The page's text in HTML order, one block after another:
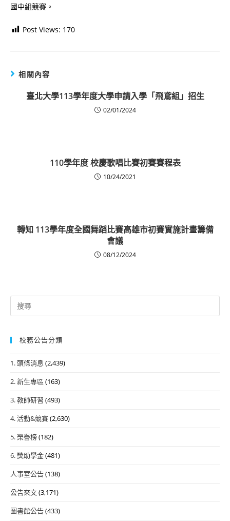
國中組競賽。
Post Views: 170
相關內容
臺北大學113學年度大學申請入學「飛鳶組」招生
02/01/2024
110學年度 校慶歌唱比賽初賽賽程表
10/24/2021
轉知 113學年度全國舞蹈比賽高雄市初賽實施計畫籌備
會議
08/12/2024
Search
for:
校務公告分類
1. 頭條消息 (2,439)
2. 新生專區 (163)
3. 教師研習 (493)
4. 活動&競賽(2,630)
5. 榮譽榜(182)
6. 獎助學金(481)
人事室公告(138)
公告來文(3,171)
圖書館公告(433)